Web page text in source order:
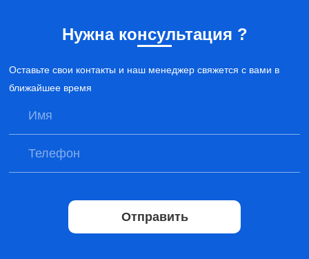
Нужна консультация ?
Оставьте свои контакты и наш менеджер свяжется с вами в
ближайшее время
Отправить